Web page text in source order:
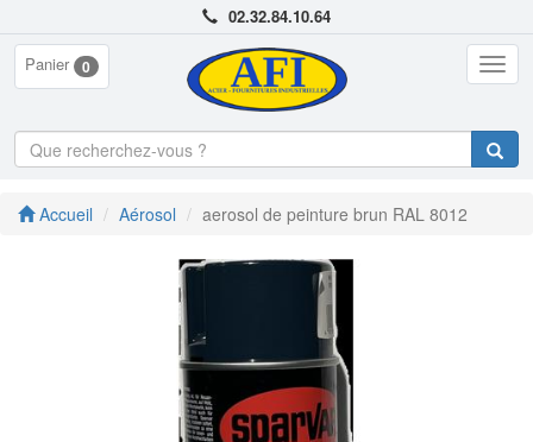
02.32.84.10.64
Panier 0
Accueil Aérosol aerosol de peinture brun RAL 8012